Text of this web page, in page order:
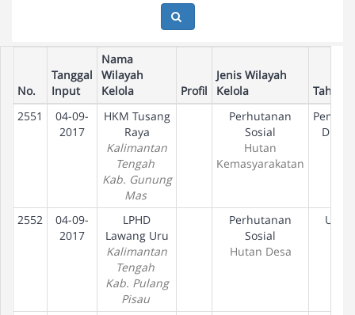
No.
Tanggal
Input
Nama
Wilayah
Kelola
Profil
Jenis Wilayah
Kelola
2551
04-09-
2017
HKM Tusang
Raya
Kalimantan
Tengah
Kab. Gunung
Mas
Perhutanan
Sosial
Hutan
Kemasyarakatan
Draft
2552
04-09-
2017
LPHD
Lawang Uru
Kalimantan
Tengah
Kab. Pulang
Pisau
Perhutanan
Sosial
Hutan Desa